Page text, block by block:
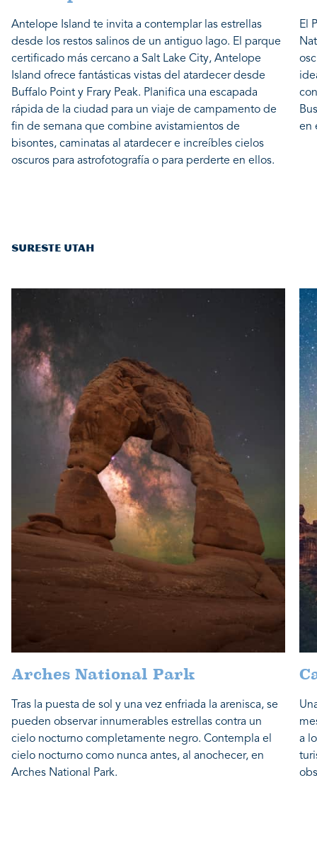
Antelope Island te invita a contemplar las estrellas
desde los restos salinos de un antiguo lago. El parque
certificado más cercano a Salt Lake City, Antelope
Island ofrece fantásticas vistas del atardecer desde
Buffalo Point y Frary Peak. Planifica una escapada
rápida de la ciudad para un viaje de campamento de
fin de semana que combine avistamientos de
bisontes, caminatas al atardecer e increíbles cielos
oscuros para astrofotografía o para perderte en ellos.
El
en
SURESTE UTAH
Arches National Park
Tras la puesta de sol y una vez enfriada la arenisca, se
pueden observar innumerables estrellas contra un
cielo nocturno completamente negro. Contempla el
cielo nocturno como nunca antes, al anochecer, en
Arches National Park.
a